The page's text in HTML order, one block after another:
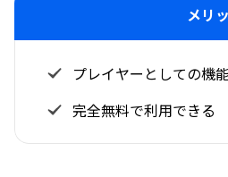
メリ
プレイヤーとしての機
完全無料で利用できる